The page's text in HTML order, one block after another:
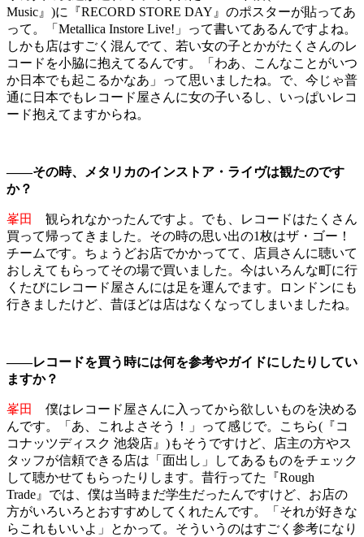
Music』)に『RECORD STORE DAY』のポスターが貼ってあ
って。「Metallica Instore Live!」って書いてあるんですよね。
しかも店はすごく混んでて、若い女の子とかがたくさんのレ
コードを小脇に抱えてるんです。「わあ、こんなことがいつ
か日本でも起こるかなあ」って思いましたね。で、今じゃ普
通に日本でもレコード屋さんに女の子いるし、いっぱいレコ
ード抱えてますからね。
――その時、メタリカのインストア・ライヴは観たのです
か？
峯田
観られなかったんですよ。でも、レコードはたくさん
買って帰ってきました。その時の思い出の1枚はザ・ゴー！
チームです。ちょうどお店でかかってて、店員さんに聴いて
おしえてもらってその場で買いました。今はいろんな町に行
くたびにレコード屋さんには足を運んでます。ロンドンにも
行きましたけど、昔ほどは店はなくなってしまいましたね。
――レコードを買う時には何を参考やガイドにしたりしてい
ますか？
峯田
僕はレコード屋さんに入ってから欲しいものを決める
んです。「あ、これよさそう！」って感じで。こちら(『コ
コナッツディスク 池袋店』)もそうですけど、店主の方やス
タッフが信頼できる店は「面出し」してあるものをチェック
して聴かせてもらったりします。昔行ってた『Rough
Trade』では、僕は当時まだ学生だったんですけど、お店の
方がいろいろとおすすめしてくれたんです。「それが好きな
らこれもいいよ」とかって。そういうのはすごく参考になり